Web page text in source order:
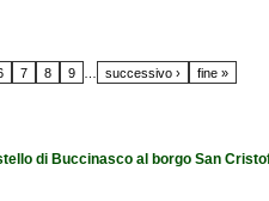
7 8 9 successivo › fine »
di Buccinasco al borgo San